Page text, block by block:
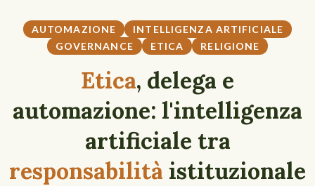
AUTOMAZIONE
INTELLIGENZA ARTIFICIALE
GOVERNANCE
ETICA RELIGIONE
Etica, delega e
automazione: l'intelligenza
artificiale tra
responsabilità istituzionale